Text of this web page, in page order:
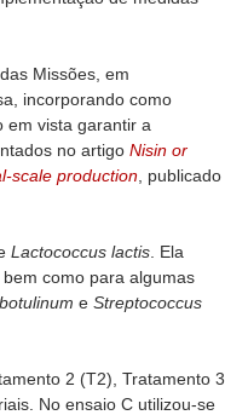
Missões, em
incorporando como
em vista garantir a
no artigo Nisin or
scale production , publicado
Lactococcus lactis . Ela
como para algumas
e Streptococcus
2 (T2), Tratamento 3
No ensaio C utilizou-se